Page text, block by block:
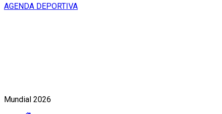
AGENDA DEPORTIVA
Mundial 2026